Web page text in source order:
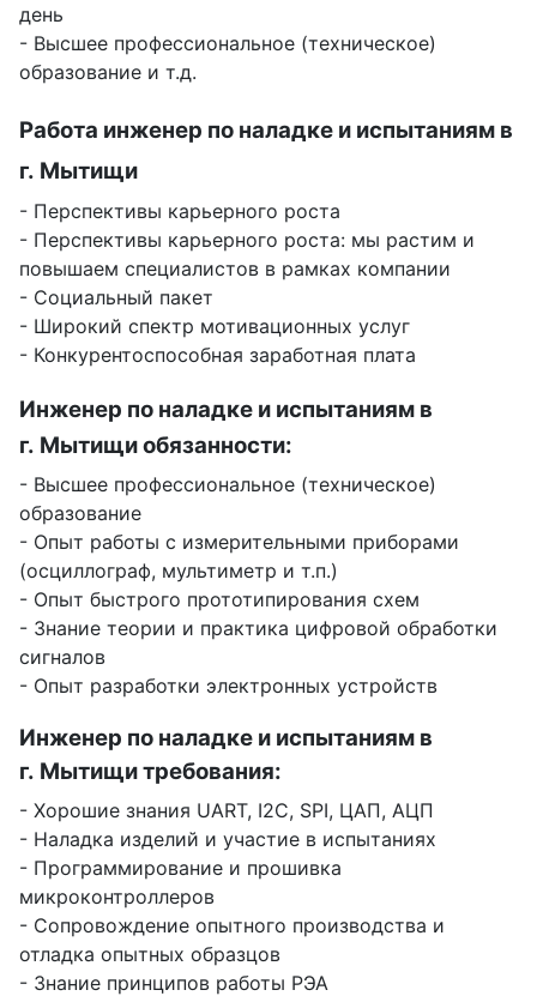
день
- Высшее профессиональное (техническое)
образование и т.д.
Работа инженер по наладке и испытаниям в
г. Мытищи
- Перспективы карьерного роста
- Перспективы карьерного роста: мы растим и
повышаем специалистов в рамках компании
- Социальный пакет
- Широкий спектр мотивационных услуг
- Конкурентоспособная заработная плата
Инженер по наладке и испытаниям в
г. Мытищи обязанности:
- Высшее профессиональное (техническое)
образование
- Опыт работы с измерительными приборами
(осциллограф, мультиметр и т.п.)
- Опыт быстрого прототипирования схем
- Знание теории и практика цифровой обработки
сигналов
- Опыт разработки электронных устройств
Инженер по наладке и испытаниям в
г. Мытищи требования:
- Хорошие знания UART, I2C, SPI, ЦАП, АЦП
- Наладка изделий и участие в испытаниях
- Программирование и прошивка
микроконтроллеров
- Сопровождение опытного производства и
отладка опытных образцов
- Знание принципов работы РЭА